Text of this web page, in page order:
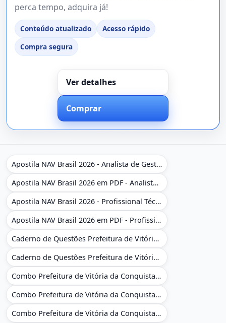
perca tempo, adquira já!
Conteúdo atualizado
Acesso rápido
Compra segura
Ver detalhes
Comprar
Apostila NAV Brasil 2026 - Analista de Gestão
Apostila NAV Brasil 2026 em PDF - Analista de Gestão
Apostila NAV Brasil 2026 - Profissional Técnico de Navegação Aérea - Operador de Torre de Controle
Apostila NAV Brasil 2026 em PDF - Profissional Técnico de Navegação Aérea - Operador de Torre de Controle
Caderno de Questões Prefeitura de Vitória da Conquista - BA - Conhecimentos Gerais - 450 Questões Gabaritadas
Caderno de Questões Prefeitura de Vitória da Conquista em PDF - BA - Conhecimentos Gerais - 450 Questões Gabaritadas
Combo Prefeitura de Vitória da Conquista - BA 2026 - Monitor Escolar (Educação Infantil e Cobertura das AC'S)
Combo Prefeitura de Vitória da Conquista - BA 2026 - Monitor Escolar (Educação Infantil e Cobertura das AC'S)
Combo Prefeitura de Vitória da Conquista - BA 2026 - Monitor Escolar (Suporte às Crianças com Deficiência)